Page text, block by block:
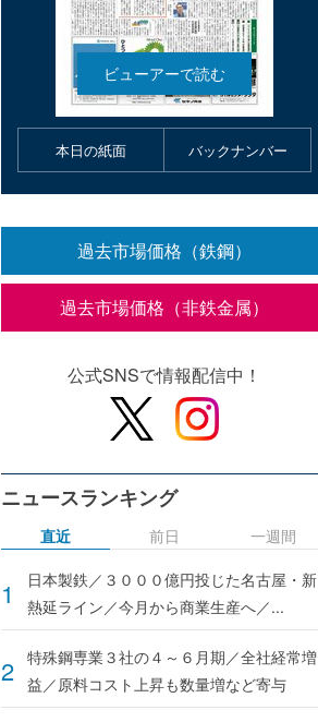
本日の紙面 バックナンバー
過去市場価格（鉄鋼）
過去市場価格（非鉄金属）
公式SNSで情報配信中！
ニュースランキング
直近
日本製鉄／３０００億円投じた名古屋・新
熱延ライン／今月から商業生産へ／...
特殊鋼専業３社の４～６月期／全社経常増
益／原料コスト上昇も数量増など寄与
前日 一週間